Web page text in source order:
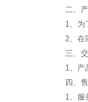
二、
1、为
2、在
三、
1、产
四、
1、服